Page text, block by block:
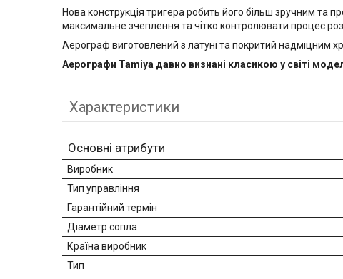
Нова конструкція тригера робить його більш зручним та
максимальне зчеплення та чітко контролювати процес
Аерограф виготовлений з латуні та покритий надміцним
Аерографи Tamiya давно визнані класикою у світі
Характеристики
Основні атрибути
Виробник
Тип управління
Гарантійний термін
Діаметр сопла
Країна виробник
Тип